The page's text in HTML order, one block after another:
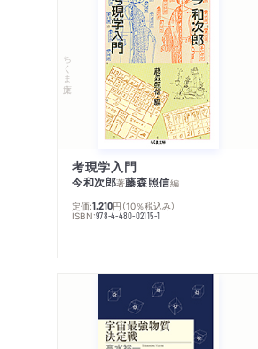
ちくま文庫
考現学入門
今和次郎著藤森照信編
定価:1,210円 （10％税込み）
ISBN:978-4-480-02115-1